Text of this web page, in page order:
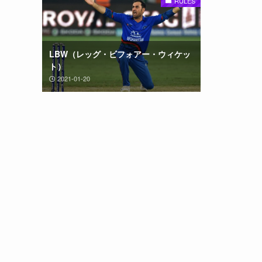
LBW（レッグ・ビフォアー・ウィケッ
ト）
2021-01-20